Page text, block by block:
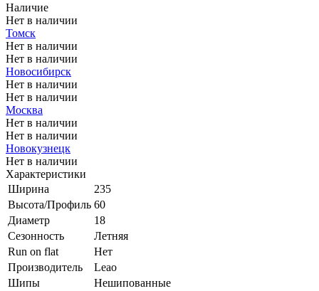
Наличие
Нет в наличии
Томск
Нет в наличии
Нет в наличии
Новосибирск
Нет в наличии
Нет в наличии
Москва
Нет в наличии
Нет в наличии
Новокузнецк
Нет в наличии
Характеристики
Ширина
235
Высота/Профиль 60
Диаметр
18
Сезонность
Летняя
Run on flat
Нет
Производитель
Leao
Шипы
Нешипованные